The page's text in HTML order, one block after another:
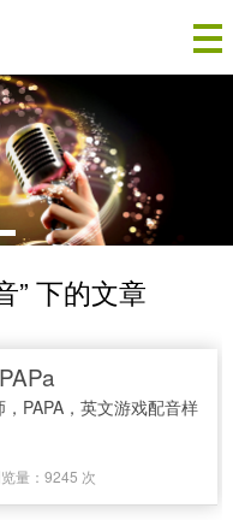
” 下的文章
PAPA，英文游戏配音样
量：9245 次